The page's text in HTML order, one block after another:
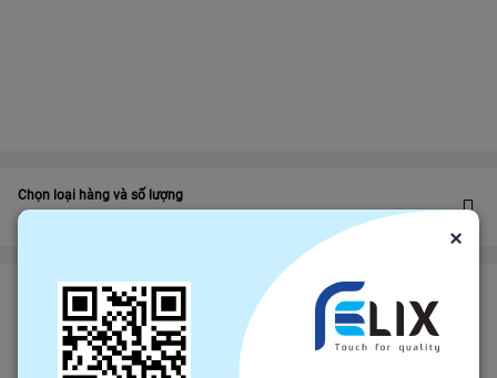
Chọn loại hàng và số lượng
5 Màu, 3 size giày
Bảo hiểm thương mại bảo vệ đơn hàng felix.store của bạn
Đảm bảo gửi hàng đúng hạn
Chính sách hoàn tiền
×